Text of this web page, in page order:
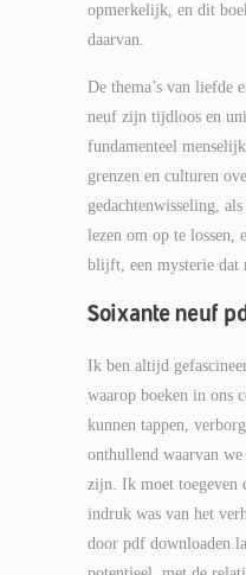
opmerkelijk, en dit
daarvan.
De thema’s van liefde
neuf zijn tijdloos en
fundamenteel
grenzen en culturen
gedachtenwisseling,
lezen om op te lossen,
blijft, een mysterie dat
Soixante neuf
Ik ben altijd
waarop boeken in ons
kunnen tappen,
onthullend waarvan
zijn. Ik moet toegeven
indruk was van het
door pdf downloaden